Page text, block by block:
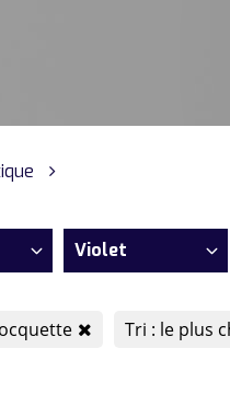
Violet
Tri : le plus